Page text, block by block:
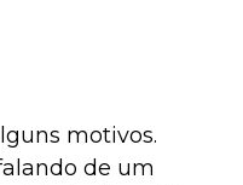
motivos.
de um